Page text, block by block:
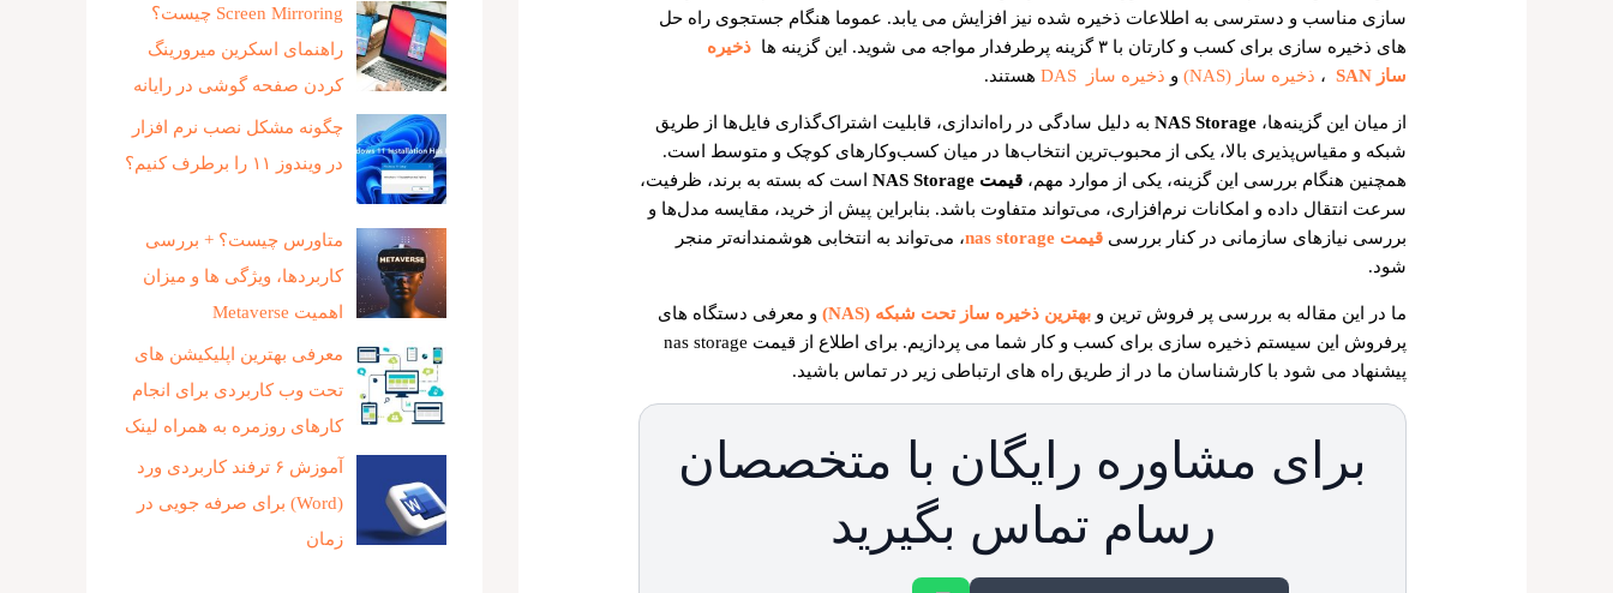
سازی مناسب و دسترسی به اطلاعات ذخیره شده نیز افزایش می یابد. عموما هنگام جستجوی راه حل
های ذخیره سازی برای کسب و کارتان با ۳ گزینه پرطرفدار مواجه می شوید. این گزینه ها
ذخیره
ساز SAN
، ذخیره ساز (NAS) و ذخیره ساز DAS هستند.
از میان این گزینه‌ها،NAS Storage به دلیل سادگی در راه‌اندازی، قابلیت اشتراک‌گذاری فایل‌ها از طریق
شبکه و مقیاس‌پذیری بالا، یکی از محبوب‌ترین انتخاب‌ها در میان کسب‌و‌کارهای کوچک و متوسط است.
همچنین هنگام بررسی این گزینه، یکی از موارد مهم،قیمت NAS Storage
است که بسته به برند، ظرفیت،
سرعت انتقال داده و امکانات نرم‌افزاری، می‌تواند متفاوت باشد. بنابراین پیش از خرید، مقایسه مدل‌ها و
بررسی نیازهای سازمانی در کنار بررسیقیمت nas storage
، می‌تواند به انتخابی هوشمندانه‌تر منجر
شود.
ما در این مقاله به بررسی پر فروش ترین وبهترین ذخیره ساز تحت شبکه (NAS)
و معرفی دستگاه های
پرفروش این سیستم ذخیره سازی برای کسب و کار شما می پردازیم. برای اطلاع از قیمت nas storage
پیشنهاد می شود با کارشناسان ما در از طریق راه های ارتباطی زیر در تماس باشید.
برای مشاوره رایگان با متخصصان
رسام تماس بگیرید
Screen Mirroring چیست؟
راهنمای اسکرین میرورینگ
کردن صفحه گوشی در رایانه
چگونه مشکل نصب نرم افزار
در ویندوز ۱۱ را برطرف کنیم؟
متاورس چیست؟ + بررسی
کاربردها، ویژگی ها و میزان
اهمیت Metaverse
معرفی بهترین اپلیکیشن های
تحت وب کاربردی برای انجام
کارهای روزمره به همراه لینک
آموزش ۶ ترفند کاربردی ورد
(Word) برای صرفه جویی در
زمان